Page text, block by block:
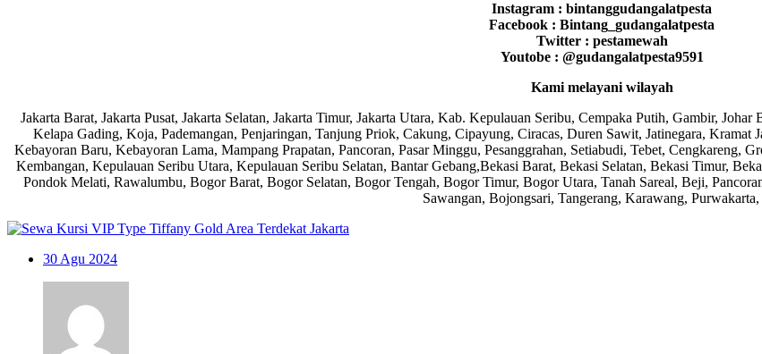
Instagram : bintanggudangalatpesta
Facebook : Bintang_gudangalatpesta
Twitter : pestamewah
Youtobe : @gudangalatpesta9591
Kami melayani wilayah
Jakarta Barat, Jakarta Pusat, Jakarta Selatan, Jakarta Timur, Jakarta Utara, Kab. Kepulauan Seribu, Cempaka Putih, Gambir,
Kelapa Gading, Koja, Pademangan, Penjaringan, Tanjung Priok, Cakung, Cipayung, Ciracas, Duren Sawit, Jatinegara, Kramat
Kebayoran Baru, Kebayoran Lama, Mampang Prapatan, Pancoran, Pasar Minggu, Pesanggrahan, Setiabudi, Tebet, Cengkareng,
Kembangan, Kepulauan Seribu Utara, Kepulauan Seribu Selatan, Bantar Gebang,Bekasi Barat, Bekasi Selatan, Bekasi Timur,
Pondok Melati, Rawalumbu, Bogor Barat, Bogor Selatan, Bogor Tengah, Bogor Timur, Bogor Utara, Tanah Sareal, Beji,
Sawangan, Bojongsari, Tangerang, Karawang,
30 Agu 2024